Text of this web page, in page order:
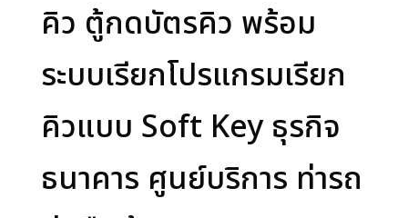
คิว ตู้กดบัตรคิว พร้อม
ระบบเรียกโปรแกรมเรียก
คิวแบบ Soft Key ธุรกิจ
ธนาคาร ศูนย์บริการ ท่ารถ